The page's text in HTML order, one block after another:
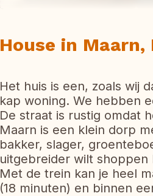
House in
Het huis is een, zoals wij
kap woning. We hebben
De straat is rustig omdat
Maarn is een klein dorp
bakker, slager,
uitgebreider wilt shoppen
Met de trein kan je heel
(18 minuten) en binnen